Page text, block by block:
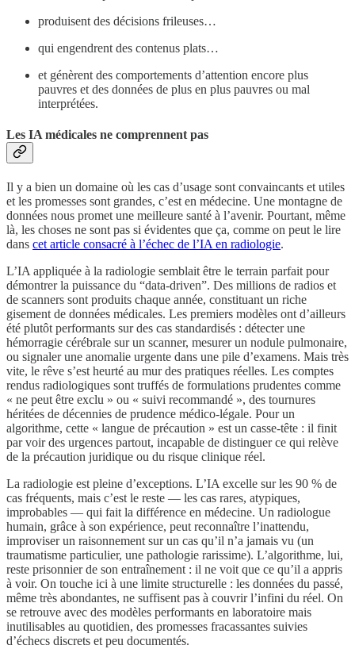
produisent des décisions frileuses…
qui engendrent des contenus plats…
et génèrent des comportements d’attention encore plus
pauvres et des données de plus en plus pauvres ou mal
interprétées.
Les IA médicales ne comprennent pas
Il y a bien un domaine où les cas d’usage sont convaincants et utiles
et les promesses sont grandes, c’est en médecine. Une montagne de
données nous promet une meilleure santé à l’avenir. Pourtant, même
là, les choses ne sont pas si évidentes que ça, comme on peut le lire
dans cet article consacré à l’échec de l’IA en radiologie.
L’IA appliquée à la radiologie semblait être le terrain parfait pour
démontrer la puissance du “data-driven”. Des millions de radios et
de scanners sont produits chaque année, constituant un riche
gisement de données médicales. Les premiers modèles ont d’ailleurs
été plutôt performants sur des cas standardisés : détecter une
hémorragie cérébrale sur un scanner, mesurer un nodule pulmonaire,
ou signaler une anomalie urgente dans une pile d’examens. Mais très
vite, le rêve s’est heurté au mur des pratiques réelles. Les comptes
rendus radiologiques sont truffés de formulations prudentes comme
« ne peut être exclu » ou « suivi recommandé », des tournures
héritées de décennies de prudence médico-légale. Pour un
algorithme, cette « langue de précaution » est un casse-tête : il finit
par voir des urgences partout, incapable de distinguer ce qui relève
de la précaution juridique ou du risque clinique réel.
La radiologie est pleine d’exceptions. L’IA excelle sur les 90 % de
cas fréquents, mais c’est le reste — les cas rares, atypiques,
improbables — qui fait la différence en médecine. Un radiologue
humain, grâce à son expérience, peut reconnaître l’inattendu,
improviser un raisonnement sur un cas qu’il n’a jamais vu (un
traumatisme particulier, une pathologie rarissime). L’algorithme, lui,
reste prisonnier de son entraînement : il ne voit que ce qu’il a appris
à voir. On touche ici à une limite structurelle : les données du passé,
même très abondantes, ne suffisent pas à couvrir l’infini du réel. On
se retrouve avec des modèles performants en laboratoire mais
inutilisables au quotidien, des promesses fracassantes suivies
d’échecs discrets et peu documentés.